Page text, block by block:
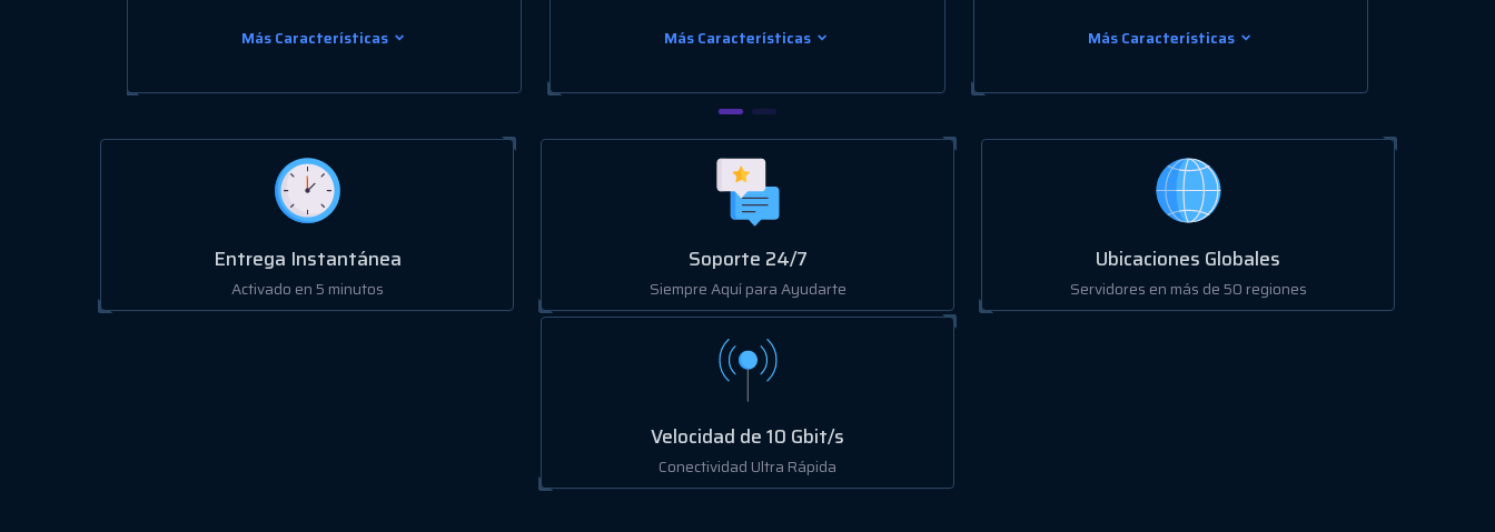
Más Características Más Características Más Características
Entrega Instantánea
Activado en 5 minutos
Soporte 24/7
Siempre Aquí para Ayudarte
Ubicaciones Globales
Servidores en más de 50 regiones
Velocidad de 10 Gbit/s
Conectividad Ultra Rápida